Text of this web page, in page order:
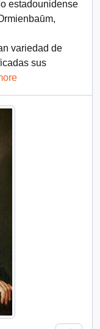
estadounidense
variedad de
sus